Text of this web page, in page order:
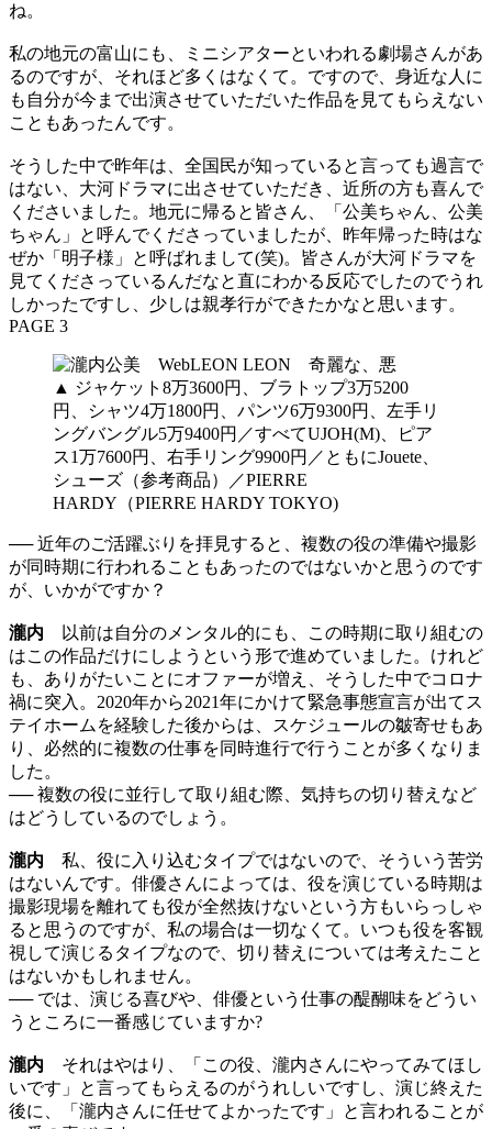
ね。
私の地元の富山にも、ミニシアターといわれる劇場さんがあ
るのですが、それほど多くはなくて。ですので、身近な人に
も自分が今まで出演させていただいた作品を見てもらえない
こともあったんです。
そうした中で昨年は、全国民が知っていると言っても過言で
はない、大河ドラマに出させていただき、近所の方も喜んで
くださいました。地元に帰ると皆さん、「公美ちゃん、公美
ちゃん」と呼んでくださっていましたが、昨年帰った時はな
ぜか「明子様」と呼ばれまして(笑)。皆さんが大河ドラマを
見てくださっているんだなと直にわかる反応でしたのでうれ
しかったですし、少しは親孝行ができたかなと思います。
PAGE 3
▲ ジャケット8万3600円、ブラトップ3万5200
円、シャツ4万1800円、パンツ6万9300円、左手リ
ングバングル5万9400円／すべてUJOH(M)、ピア
ス1万7600円、右手リング9900円／ともにJouete、
シューズ（参考商品）／PIERRE
HARDY（PIERRE HARDY TOKYO)
── 近年のご活躍ぶりを拝見すると、複数の役の準備や撮影
が同時期に行われることもあったのではないかと思うのです
が、いかがですか？
瀧内 以前は自分のメンタル的にも、この時期に取り組むの
はこの作品だけにしようという形で進めていました。けれど
も、ありがたいことにオファーが増え、そうした中でコロナ
禍に突入。2020年から2021年にかけて緊急事態宣言が出てス
テイホームを経験した後からは、スケジュールの皺寄せもあ
り、必然的に複数の仕事を同時進行で行うことが多くなりま
した。
── 複数の役に並行して取り組む際、気持ちの切り替えなど
はどうしているのでしょう。
瀧内 私、役に入り込むタイプではないので、そういう苦労
はないんです。俳優さんによっては、役を演じている時期は
撮影現場を離れても役が全然抜けないという方もいらっしゃ
ると思うのですが、私の場合は一切なくて。いつも役を客観
視して演じるタイプなので、切り替えについては考えたこと
はないかもしれません。
── では、演じる喜びや、俳優という仕事の醍醐味をどうい
うところに一番感じていますか?
瀧内 それはやはり、「この役、瀧内さんにやってみてほし
いです」と言ってもらえるのがうれしいですし、演じ終えた
後に、「瀧内さんに任せてよかったです」と言われることが